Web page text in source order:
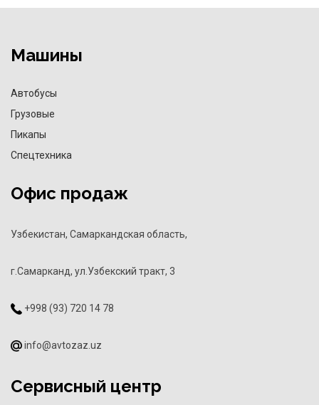
Машины
Автобусы
Грузовые
Пикапы
Спецтехника
Офис продаж
Узбекистан, Самаркандская область,
г.Самарканд, ул.Узбекский тракт, 3
+998 (93) 720 14 78
info@avtozaz.uz
Сервисный центр